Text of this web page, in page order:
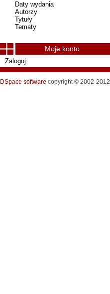
Daty wydania
Autorzy
Tytuły
Tematy
Moje konto
Zaloguj
DSpace software copyright © 2002-2012